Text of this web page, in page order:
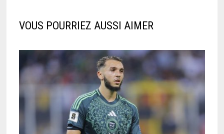
VOUS POURRIEZ AUSSI AIMER